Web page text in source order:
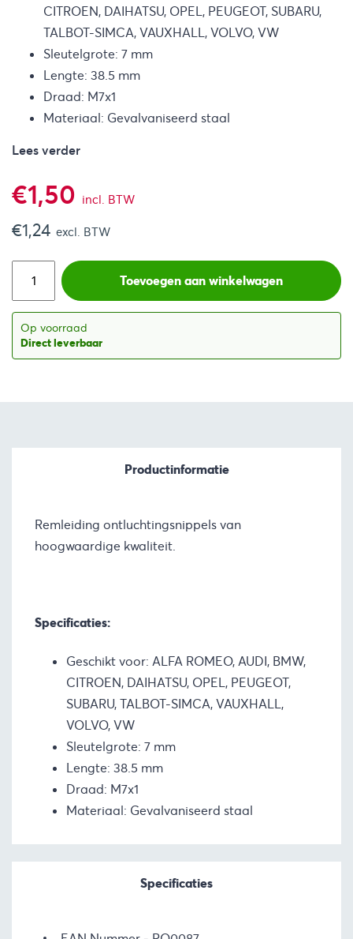
CITROEN, DAIHATSU, OPEL, PEUGEOT, SUBARU,
TALBOT-SIMCA, VAUXHALL, VOLVO, VW
Sleutelgrote: 7 mm
Lengte: 38.5 mm
Draad: M7x1
Materiaal: Gevalvaniseerd staal
Lees verder
€1,50 incl. BTW
€1,24 excl. BTW
Toevoegen aan winkelwagen
Op voorraad
Direct leverbaar
Productinformatie
Remleiding ontluchtingsnippels van
hoogwaardige kwaliteit.
Specificaties:
Geschikt voor: ALFA ROMEO, AUDI, BMW,
CITROEN, DAIHATSU, OPEL, PEUGEOT,
SUBARU, TALBOT-SIMCA, VAUXHALL,
VOLVO, VW
Sleutelgrote: 7 mm
Lengte: 38.5 mm
Draad: M7x1
Materiaal: Gevalvaniseerd staal
Specificaties